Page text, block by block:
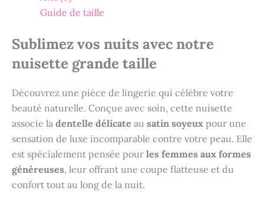
Guide de taille
Sublimez vos nuits avec notre
nuisette grande taille
Découvrez une pièce de lingerie qui célèbre votre
beauté naturelle. Conçue avec soin, cette nuisette
associe la dentelle délicate au satin soyeux pour une
sensation de luxe incomparable contre votre peau. Elle
est spécialement pensée pour les femmes aux formes
généreuses, leur offrant une coupe flatteuse et du
confort tout au long de la nuit.